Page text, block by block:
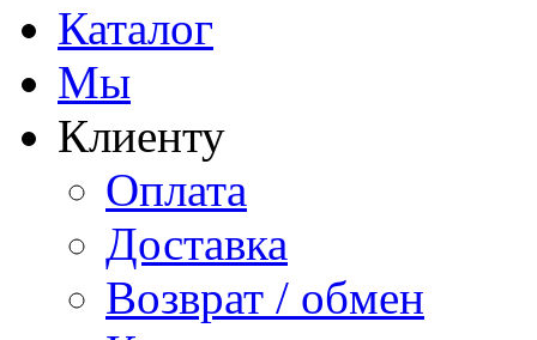
Каталог
Мы
Клиенту
Оплата
Доставка
Возврат / обмен